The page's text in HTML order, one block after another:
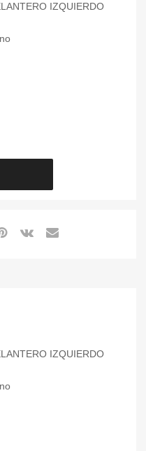
IZQUIERDO
IZQUIERDO